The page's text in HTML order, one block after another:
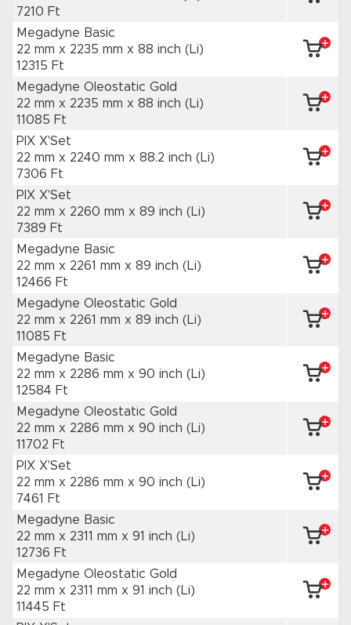
7210 Ft
Megadyne Basic
22 mm x 2235 mm x 88 inch (Li)
12315 Ft
Megadyne Oleostatic Gold
22 mm x 2235 mm x 88 inch (Li)
11085 Ft
PIX X'Set
22 mm x 2240 mm x 88.2 inch (Li)
7306 Ft
PIX X'Set
22 mm x 2260 mm x 89 inch (Li)
7389 Ft
Megadyne Basic
22 mm x 2261 mm x 89 inch (Li)
12466 Ft
Megadyne Oleostatic Gold
22 mm x 2261 mm x 89 inch (Li)
11085 Ft
Megadyne Basic
22 mm x 2286 mm x 90 inch (Li)
12584 Ft
Megadyne Oleostatic Gold
22 mm x 2286 mm x 90 inch (Li)
11702 Ft
PIX X'Set
22 mm x 2286 mm x 90 inch (Li)
7461 Ft
Megadyne Basic
22 mm x 2311 mm x 91 inch (Li)
12736 Ft
Megadyne Oleostatic Gold
22 mm x 2311 mm x 91 inch (Li)
11445 Ft